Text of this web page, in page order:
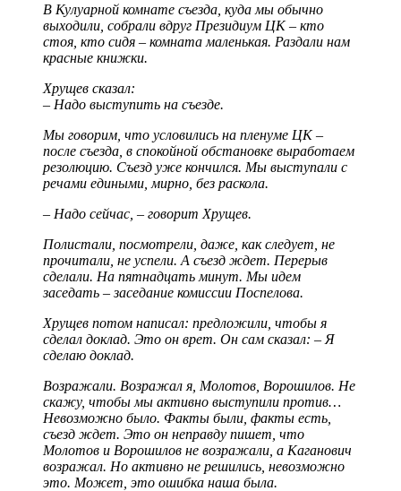
В Кулуарной комнате съезда, куда мы обычно
выходили, собрали вдруг Президиум ЦК – кто
стоя, кто сидя – комната маленькая. Раздали нам
красные книжки.
Хрущев сказал:
– Надо выступить на съезде.
Мы говорим, что условились на пленуме ЦК –
после съезда, в спокойной обстановке выработаем
резолюцию. Съезд уже кончился. Мы выступали с
речами едиными, мирно, без раскола.
– Надо сейчас, – говорит Хрущев.
Полистали, посмотрели, даже, как следует, не
прочитали, не успели. А съезд ждет. Перерыв
сделали. На пятнадцать минут. Мы идем
заседать – заседание комиссии Поспелова.
Хрущев потом написал: предложили, чтобы я
сделал доклад. Это он врет. Он сам сказал: – Я
сделаю доклад.
Возражали. Возражал я, Молотов, Ворошилов. Не
скажу, чтобы мы активно выступили против…
Невозможно было. Факты были, факты есть,
съезд ждет. Это он неправду пишет, что
Молотов и Ворошилов не возражали, а Каганович
возражал. Но активно не решились, невозможно
это. Может, это ошибка наша была.